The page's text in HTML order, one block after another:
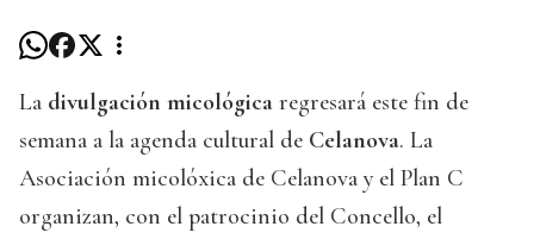
La divulgación micológica regresará este fin de
semana a la agenda cultural de Celanova. La
Asociación micolóxica de Celanova y el Plan C
organizan, con el patrocinio del Concello, el